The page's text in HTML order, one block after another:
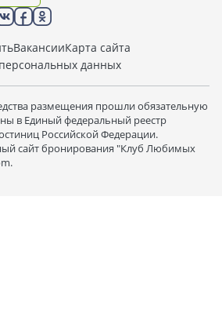
ВакансииКарта сайта
данных
размещения прошли обязательную
в Единый федеральный реестр
Российской Федерации.
сайт бронирования "Клуб Любимых